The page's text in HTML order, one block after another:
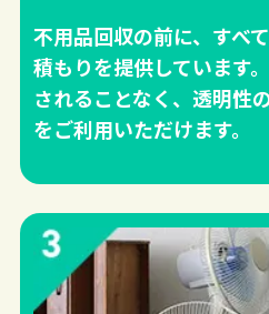
不用品回収の前に、すべ
積もりを提供しています
されることなく、透明性
をご利用いただけます。